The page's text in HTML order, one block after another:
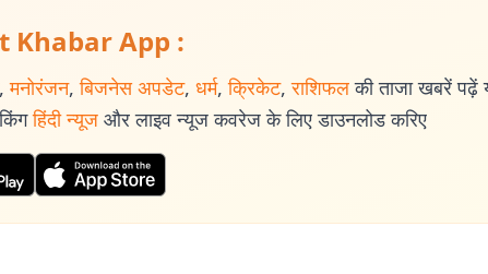
Khabar App :
, मनोरंजन, बिजनेस अपडेट, धर्म, क्रिकेट, राशिफल की ताजा खबरें पढ़ें
हिंदी न्यूज और लाइव न्यूज कवरेज के लिए डाउनलोड करिए